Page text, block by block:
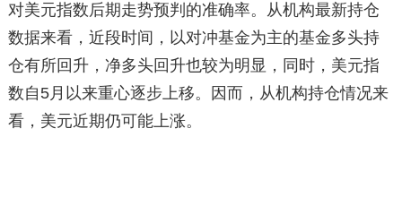
对美元指数后期走势预判的准确率。从机构最新持仓
数据来看，近段时间，以对冲基金为主的基金多头持
仓有所回升，净多头回升也较为明显，同时，美元指
数自5月以来重心逐步上移。因而，从机构持仓情况来
看，美元近期仍可能上涨。